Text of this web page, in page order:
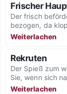
Frischer
Der frisch
bezogen, da
Weiterlachen
Rekruten
Der Spieß zum
Sie, wenn sich
Kaserne...
Weiterlachen